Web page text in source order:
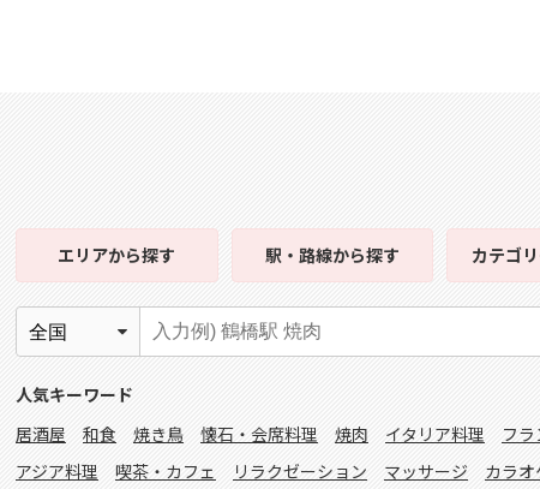
エリアから探す 駅・路線から探す カテゴ
人気キーワード
居酒屋
和食 焼き鳥 懐石・会席料理 焼肉 イタリア料理
フ
アジア料理
喫茶・カフェ リラクゼーション マッサージ カラオ